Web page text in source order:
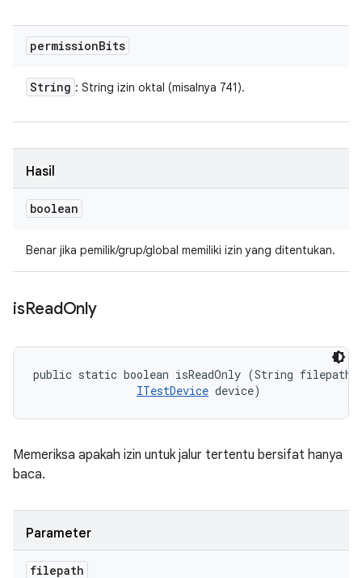
permissionBits
String : String izin oktal (misalnya 741).
Hasil
boolean
Benar jika pemilik/grup/global memiliki izin yang ditentukan.
isReadOnly
public static boolean isReadOnly (String
ITestDevice device)
Memeriksa apakah izin untuk jalur tertentu bersifat hanya
baca.
Parameter
filepath